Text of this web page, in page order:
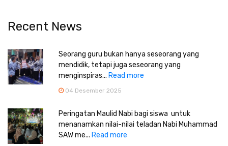
Recent News
Seorang guru bukan hanya seseorang yang
mendidik, tetapi juga seseorang yang
menginspiras... Read more
04 Desember 2025
Peringatan Maulid Nabi bagi siswa untuk
menanamkan nilai-nilai teladan Nabi Muhammad
SAW me... Read more